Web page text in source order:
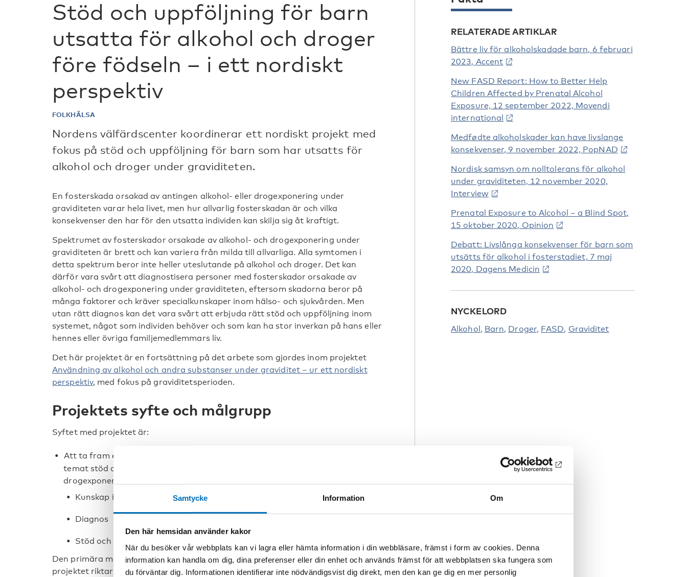
Samtycke Information Om
Den här hemsidan använder kakor
När du besöker vår webbplats kan vi lagra eller hämta information i din webbläsare, främst i form av cookies. Denna
information kan handla om dig, dina preferenser eller din enhet och används främst för att webbplatsen ska fungera som
du förväntar dig. Informationen identifierar inte nödvändigsvist dig direkt, men den kan ge dig en mer personlig
Stöd och uppföljning för barn
utsatta för alkohol och droger
före födseln – i ett nordiskt
perspektiv
FOLKHÄLSA
Nordens välfärdscenter koordinerar ett nordiskt projekt med
fokus på stöd och uppföljning för barn som har utsatts för
alkohol och droger under graviditeten.
En fosterskada orsakad av antingen alkohol- eller drogexponering under
graviditeten varar hela livet, men hur allvarlig fosterskadan är och vilka
konsekvenser den har för den utsatta individen kan skilja sig åt kraftigt.
Spektrumet av fosterskador orsakade av alkohol- och drogexponering under
graviditeten är brett och kan variera från milda till allvarliga. Alla symtomen i
detta spektrum beror inte heller uteslutande på alkohol och droger. Det kan
därför vara svårt att diagnostisera personer med fosterskador orsakade av
alkohol- och drogexponering under graviditeten, eftersom skadorna beror på
många faktorer och kräver specialkunskaper inom hälso- och sjukvården. Men
utan rätt diagnos kan det vara svårt att erbjuda rätt stöd och uppföljning inom
systemet, något som individen behöver och som kan ha stor inverkan på hans eller
hennes eller övriga familjemedlemmars liv.
Det här projektet är en fortsättning på det arbete som gjordes inom projektet
Användning av alkohol och andra substanser under graviditet – ur ett nordiskt
perspektiv, med fokus på graviditetsperioden.
Projektets syfte och målgrupp
Syftet med projektet är:
Att ta fram en rapport med rekommendationer för de nordiska länderna på
temat stöd och uppföljning för barn födda med prenatal alkohol- och
drogexponering. Vi kommer bland annat att beröra följande ämnen:
Kunskap inom hälso- och sjukvården
Diagnos
Stöd och uppföljning.
Den primära målgruppen för projektet är politiker och tjänstepersoner, men
projektet riktar sig även till forskare, läkare och annan relevant vårdpersonal, icke-
RELATERADE ARTIKLAR
Bättre liv för alkoholskadade barn, 6 februari
2023, Accent
New FASD Report: How to Better Help
Children Affected by Prenatal Alcohol
Exposure, 12 september 2022, Movendi
international
Medfødte alkoholskader kan have livslange
konsekvenser, 9 november 2022, PopNAD
Nordisk samsyn om nolltolerans för alkohol
under graviditeten, 12 november 2020,
Interview
Prenatal Exposure to Alcohol – a Blind Spot,
15 oktober 2020, Opinion
Debatt: Livslånga konsekvenser för barn som
utsätts för alkohol i fosterstadiet, 7 maj
2020, Dagens Medicin
NYCKELORD
Alkohol Barn Droger FASD Graviditet